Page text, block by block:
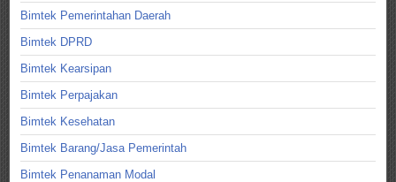
Bimtek Pemerintahan Daerah
Bimtek DPRD
Bimtek Kearsipan
Bimtek Perpajakan
Bimtek Kesehatan
Bimtek Barang/Jasa Pemerintah
Bimtek Penanaman Modal